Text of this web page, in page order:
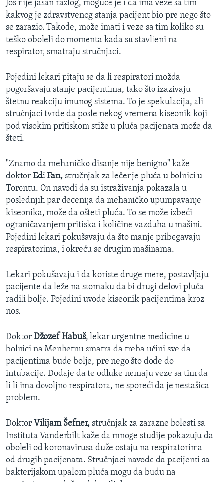
Još nije jasan razlog, moguće je i da ima veze sa tim
kakvog je zdravstvenog stanja pacijent bio pre nego što
se zarazio. Takođe, može imati i veze sa tim koliko su
teško oboleli do momenta kada su stavljeni na
respirator, smatraju stručnjaci.
Pojedini lekari pitaju se da li respiratori možda
pogoršavaju stanje pacijentima, tako što izazivaju
štetnu reakciju imunog sistema. To je spekulacija, ali
stručnjaci tvrde da posle nekog vremena kiseonik koji
pod visokim pritiskom stiže u pluća pacijenata može da
šteti.
"Znamo da mehaničko disanje nije benigno" kaže
doktor Edi Fan, stručnjak za lečenje pluća u bolnici u
Torontu. On navodi da su istraživanja pokazala u
poslednjih par decenija da mehaničko upumpavanje
kiseonika, može da ošteti pluća. To se može izbeći
ograničavanjem pritiska i količine vazduha u mašini.
Pojedini lekari pokušavaju da što manje pribegavaju
respiratorima, i okreću se drugim mašinama.
Lekari pokušavaju i da koriste druge mere, postavljaju
pacijente da leže na stomaku da bi drugi delovi pluća
radili bolje. Pojedini uvode kiseonik pacijentima kroz
nos.
Doktor Džozef Habuš, lekar urgentne medicine u
bolnici na Menhetnu smatra da treba učini sve da
pacijentima bude bolje, pre nego što dođe do
intubacije. Dodaje da te odluke nemaju veze sa tim da
li li ima dovoljno respiratora, ne sporeći da je nestašica
problem.
Doktor Vilijam Šefner, stručnjak za zarazne bolesti sa
Instituta Vanderbilt kaže da mnoge studije pokazuju da
oboleli od koronavirusa duže ostaju na respiratorima
od drugih pacijenata. Stručnjaci navode da pacijenti sa
bakterijskom upalom pluća mogu da budu na